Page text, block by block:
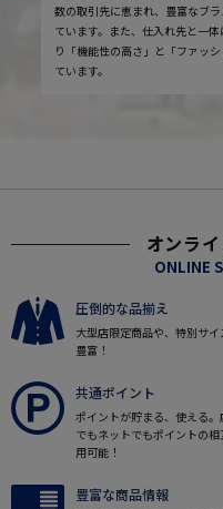
数の取引先に恵まれ、豊富なブ
ています。また、仕入れ先と一
り「機能性の高さ」と「ファッ
ています。
オンラ
ONLINE
圧倒的な品揃え
大型店限定商品や、特別サイ
豊富！
共通ポイント
ポイントが貯まる、使える。
でもネットでもポイントの相
用可能！
豊富な商品情報